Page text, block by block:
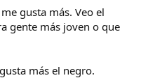
gusta más. Veo el
gente más joven o que
más el negro.